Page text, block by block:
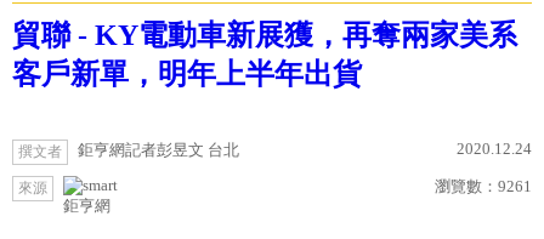
貿聯 - KY電動車新展獲，再奪兩家美系
客戶新單，明年上半年出貨
撰文者 鉅亨網記者彭昱文 台北 2020.12.24
來源
鉅亨網
瀏覽數： 9261